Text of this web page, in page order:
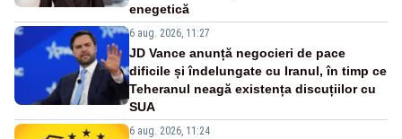
enegetică
6 aug. 2026, 11:27
JD Vance anunță negocieri de pace
dificile și îndelungate cu Iranul, în timp ce
Teheranul neagă existența discuțiilor cu
SUA
6 aug. 2026, 11:24